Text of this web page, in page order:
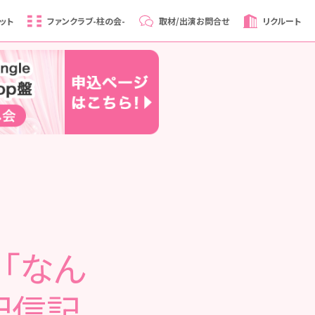
ト ファンクラブ-柱の会- 取材/出演お問合せ リクルート
なん